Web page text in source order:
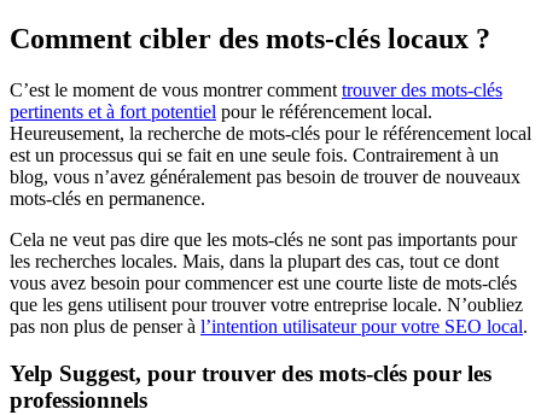
Comment cibler des mots-clés locaux ?
C’est le moment de vous montrer comment trouver des mots-clés
pertinents et à fort potentiel pour le référencement local.
Heureusement, la recherche de mots-clés pour le référencement local
est un processus qui se fait en une seule fois. Contrairement à un
blog, vous n’avez généralement pas besoin de trouver de nouveaux
mots-clés en permanence.
Cela ne veut pas dire que les mots-clés ne sont pas importants pour
les recherches locales. Mais, dans la plupart des cas, tout ce dont
vous avez besoin pour commencer est une courte liste de mots-clés
que les gens utilisent pour trouver votre entreprise locale. N’oubliez
pas non plus de penser à l’intention utilisateur pour votre SEO local.
Yelp Suggest, pour trouver des mots-clés pour les
professionnels